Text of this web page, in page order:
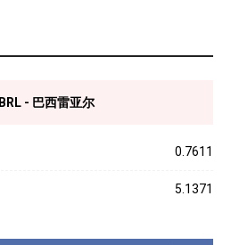
BRL - 巴西雷亚尔
0.7611
5.1371